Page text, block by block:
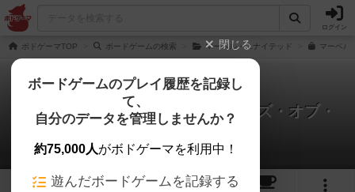
ログイン
ボドゲーマTOP ボードゲームの検索 マーベル・ユナイテッド マーベル
マーベル・ユナイテッド：テイルズ・オブ・
アスガルド
0件のリプレイ日記
2
閉じる
ボードゲームのプレイ履歴を記録し
て、
自分のデータを管理しませんか？
約75,000人がボドゲーマを利用中！
遊んだボードゲームを記録する